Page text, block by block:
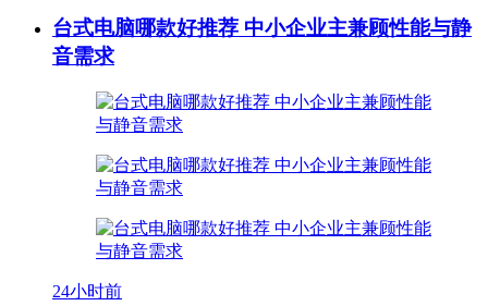
台式电脑哪款好推荐 中小企业主兼顾性能与静
音需求
24小时前